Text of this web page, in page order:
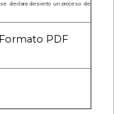
declara desierto un proceso de
Formato PDF